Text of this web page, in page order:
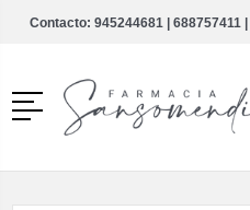
Contacto: 945244681 | 688757411 |
Menú